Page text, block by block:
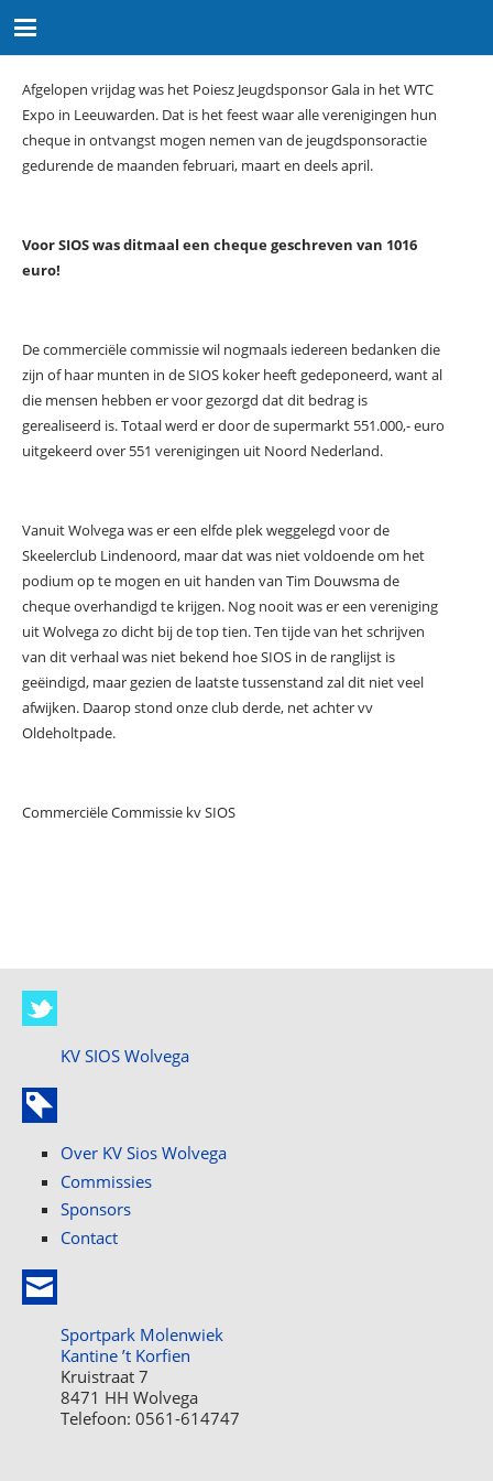
Afgelopen vrijdag was het Poiesz Jeugdsponsor Gala in het WTC
Expo in Leeuwarden. Dat is het feest waar alle verenigingen hun
cheque in ontvangst mogen nemen van de jeugdsponsoractie
gedurende de maanden februari, maart en deels april.
Voor SIOS was ditmaal een cheque geschreven van 1016
euro!
De commerciële commissie wil nogmaals iedereen bedanken die
zijn of haar munten in de SIOS koker heeft gedeponeerd, want al
die mensen hebben er voor gezorgd dat dit bedrag is
gerealiseerd is. Totaal werd er door de supermarkt 551.000,- euro
uitgekeerd over 551 verenigingen uit Noord Nederland.
Vanuit Wolvega was er een elfde plek weggelegd voor de
Skeelerclub Lindenoord, maar dat was niet voldoende om het
podium op te mogen en uit handen van Tim Douwsma de
cheque overhandigd te krijgen. Nog nooit was er een vereniging
uit Wolvega zo dicht bij de top tien. Ten tijde van het schrijven
van dit verhaal was niet bekend hoe SIOS in de ranglijst is
geëindigd, maar gezien de laatste tussenstand zal dit niet veel
afwijken. Daarop stond onze club derde, net achter vv
Oldeholtpade.
Commerciële Commissie kv SIOS
KV SIOS Wolvega
Over KV Sios Wolvega
Commissies
Sponsors
Contact
Sportpark Molenwiek
Kantine ’t Korfien
Kruistraat 7
8471 HH Wolvega
Telefoon: 0561-614747